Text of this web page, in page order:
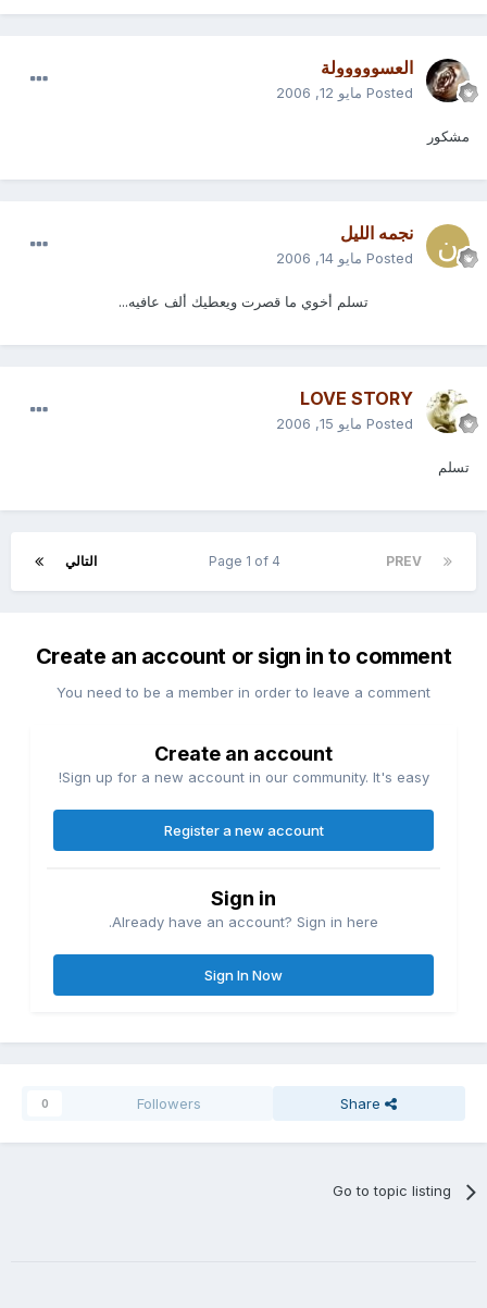
العسووووولة
Posted مايو 12, 2006
مشكور
نجمه الليل
Posted مايو 14, 2006
تسلم أخوي ما قصرت ويعطيك ألف عافيه...
LOVE STORY
Posted مايو 15, 2006
تسلم
PREV التالي Page 1 of 4
Create an account or sign in to comment
You need to be a member in order to leave a comment
Create an account
Sign up for a new account in our community. It's easy!
Register a new account
Sign in
Already have an account? Sign in here.
Sign In Now
Share
Followers
0
Go to topic listing